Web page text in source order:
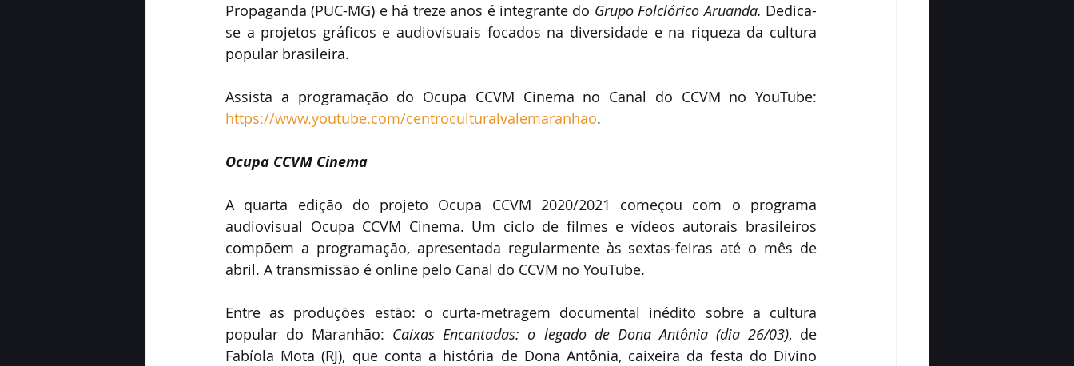
Propaganda (PUC-MG) e há treze anos é integrante do Grupo Folclórico Aruanda. Dedica-
se a projetos gráficos e audiovisuais focados na diversidade e na riqueza da cultura
popular brasileira.
https://www.youtube.com/centroculturalvalemaranhao.
Ocupa CCVM Cinema
A quarta edição do projeto Ocupa CCVM 2020/2021 começou com o programa
audiovisual Ocupa CCVM Cinema. Um ciclo de filmes e vídeos autorais brasileiros
compõem a programação, apresentada regularmente às sextas-feiras até o mês de
abril. A transmissão é online pelo Canal do CCVM no YouTube.
Entre as produções estão: o curta-metragem documental inédito sobre a cultura
popular do Maranhão: Caixas Encantadas: o legado de Dona Antônia (dia 26/03), de
Fabíola Mota (RJ), que conta a história de Dona Antônia, caixeira da festa do Divino